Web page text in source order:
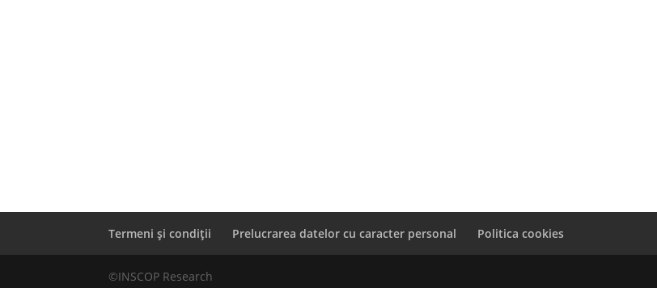
Termeni și condiții Prelucrarea datelor cu caracter personal Politica cookies
©INSCOP Research